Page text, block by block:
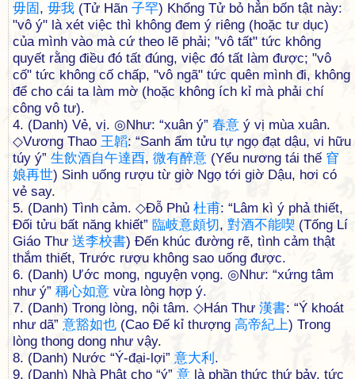
毋固 , 毋我 (Tử Hãn 子罕) Khổng Tử bỏ hẳn bốn tật này:
"vô ý" là xét việc thì không đem ý riêng (hoặc tư dục)
của mình vào mà cứ theo lẽ phải; "vô tất" tức không
quyết rằng điều đó tất đúng, việc đó tất làm được; "vô
cố" tức không cố chấp, "vô ngã" tức quên mình đi, không
để cho cái ta làm mờ (hoặc không ích kỉ mà phải chí
công vô tư).
4. (Danh) Vẻ, vị. ◎Như: “xuân ý” 春意 ý vị mùa xuân.
◇Vương Thao 王韜: “Sanh ẩm tửu tự ngọ đạt dậu, vi hữu
túy ý” 生飲酒自午達酉, 微有醉意 (Yểu nương tái thế 窅
娘再世) Sinh uống rượu từ giờ Ngọ tới giờ Dậu, hơi có
vẻ say.
5. (Danh) Tình cảm. ◇Đỗ Phủ 杜甫: “Lâm kì ý phả thiết,
Đối tửu bất năng khiết” 臨岐意頗切, 對酒不能喫 (Tống Lí
Giáo Thư 送李校書) Đến khúc đường rẽ, tình cảm thật
thắm thiết, Trước rượu không sao uống được.
6. (Danh) Ước mong, nguyện vọng. ◎Như: “xứng tâm
như ý” 稱心如意 vừa lòng hợp ý.
7. (Danh) Trong lòng, nội tâm. ◇Hán Thư 漢書: “Ý khoát
như dã” 意豁如也 (Cao Đế kỉ thượng 高帝紀上) Trong
lòng thong dong như vậy.
8. (Danh) Nước “Ý-đại-lợi” 意大利 .
9. (Danh) Nhà Phật cho “ý” 意 là phần thức thứ bảy, tức